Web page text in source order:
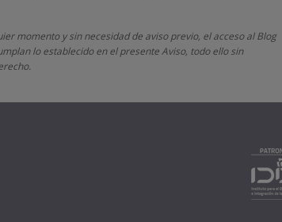
momento y sin necesidad de aviso previo, el acceso al Blog
lo establecido en el presente Aviso, todo ello sin